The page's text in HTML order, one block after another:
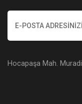
Hocapaşa Mah.